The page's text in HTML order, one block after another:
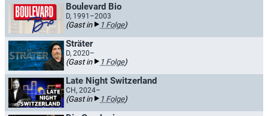
Boulevard Bio
D, 1991–2003
(Gast in 1 Folge)
Sträter
D, 2020–
(Gast in 1 Folge)
Late Night Switzerland
CH, 2024–
(Gast in 1 Folge)